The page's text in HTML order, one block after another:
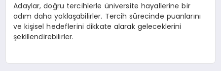
Adaylar, doğru tercihlerle üniversite hayallerine bir
adım daha yaklaşabilirler. Tercih sürecinde puanlarını
ve kişisel hedeflerini dikkate alarak geleceklerini
şekillendirebilirler.